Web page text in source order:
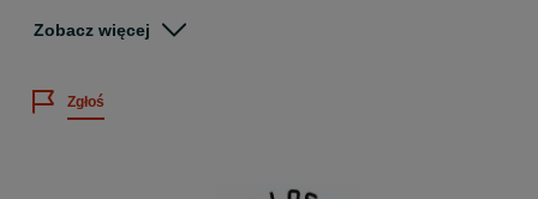
Cena nie podlega negocjacji
Aktualne
Zobacz więcej
Zgłoś